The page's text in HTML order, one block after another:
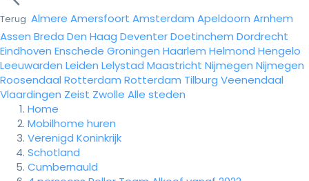
Terug Almere Amersfoort Amsterdam Apeldoorn Arnhem
Assen Breda Den Haag DeventerDoetinchem Dordrecht
Eindhoven Enschede Groningen Haarlem Helmond Hengelo
Leeuwarden Leiden Lelystad Maastricht Nijmegen Nijmegen
Roosendaal Rotterdam Rotterdam Tilburg Veenendaal
Vlaardingen Zeist Zwolle Alle steden
Home
Mobilhome huren
Verenigd Koninkrijk
Schotland
Cumbernauld